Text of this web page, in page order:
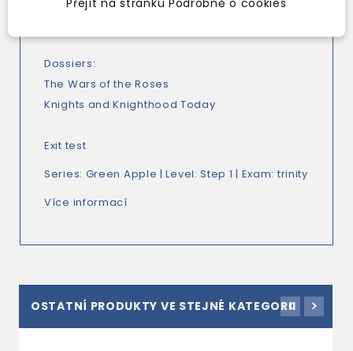
Dossiers:
The Wars of the Roses
Knights and Knighthood Today
Exit test
Series: Green Apple | Level:Step 1 | Exam: trinity
Více informací
OSTATNÍ PRODUKTY VE STEJNÉ KATEGORII